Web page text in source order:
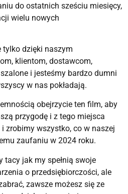
do ostatnich sześciu miesięcy,
wielu nowych
tylko dzięki naszym
klientom, dostawcom,
i jesteśmy bardzo dumni
w nas pokładają.
obejrzycie ten film, aby
przygodę i z tego miejsca
i zrobimy wszystko, co w naszej
zaufaniu w 2024 roku.
tacy jak my spełnią swoje
o przedsiębiorczości, ale
zawsze możesz się ze